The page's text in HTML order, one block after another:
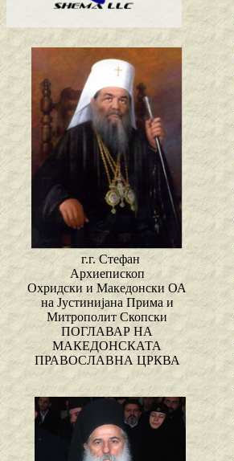
г.г. Стефан
Архиепископ
Охридски и Македонски ОА
на Јустинијана Прима и
Митрополит Скопски
ПОГЛАВАР НА
МАКЕДОНСКАТА
ПРАВОСЛАВНА ЦРКВА